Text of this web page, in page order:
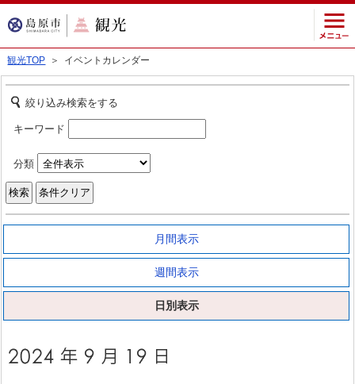
観光TOP ＞ イベントカレンダー
絞り込み検索をする
キーワード
分類
月間表示
週間表示
日別表示